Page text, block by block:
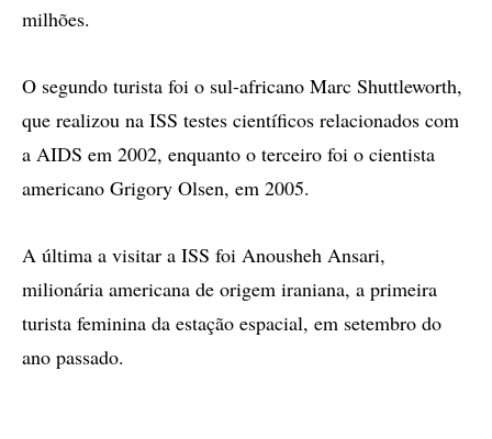
milhões.
O segundo turista foi o sul-africano Marc Shuttleworth,
que realizou na ISS testes científicos relacionados com
a AIDS em 2002, enquanto o terceiro foi o cientista
americano Grigory Olsen, em 2005.
A última a visitar a ISS foi Anousheh Ansari,
milionária americana de origem iraniana, a primeira
turista feminina da estação espacial, em setembro do
ano passado.